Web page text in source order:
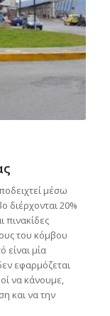
μέσω
διέρχονται 20%
πινακίδες
του κόμβου
μία
εφαρμόζεται
να κάνουμε,
και να την